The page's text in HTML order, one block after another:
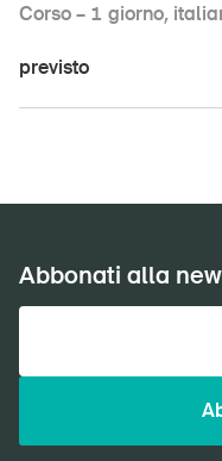
Corso – 1 giorno,
previsto
Abbonati alla